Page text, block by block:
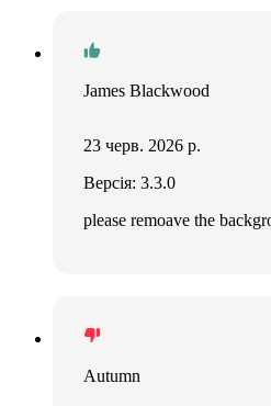
James Blackwood
23 черв. 2026 р.
Версія: 3.3.0
please remoave the
Autumn